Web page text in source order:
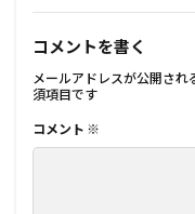
コメントを書く
メールアドレスが公開され
須項目です
コメント ※